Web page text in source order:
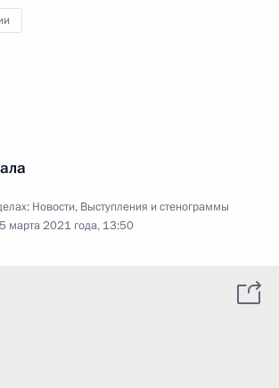
Новости, Выступления и стенограммы
марта 2021 года, 13:50